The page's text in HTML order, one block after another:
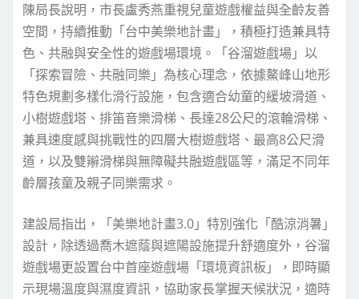
陳局長說明，市長盧秀燕重視兒童遊戲權益與全齡友善
空間，持續推動「台中美樂地計畫」，積極打造兼具特
色、共融與安全性的遊戲場環境。「谷溜遊戲場」以
「探索冒險、共融同樂」為核心理念，依據鰲峰山地形
特色規劃多樣化滑行設施，包含適合幼童的緩坡滑道、
小樹遊戲塔、排笛音樂滑梯、長達28公尺的滾輪滑梯、
兼具速度感與挑戰性的四層大樹遊戲塔、最高8公尺滑
道，以及雙辮滑梯與無障礙共融遊戲區等，滿足不同年
齡層孩童及親子同樂需求。
建設局指出，「美樂地計畫3.0」特別強化「酷涼消暑」
設計，除透過喬木遮蔭與遮陽設施提升舒適度外，谷溜
遊戲場更設置台中首座遊戲場「環境資訊板」，即時顯
示現場溫度與濕度資訊，協助家長掌握天候狀況，適時